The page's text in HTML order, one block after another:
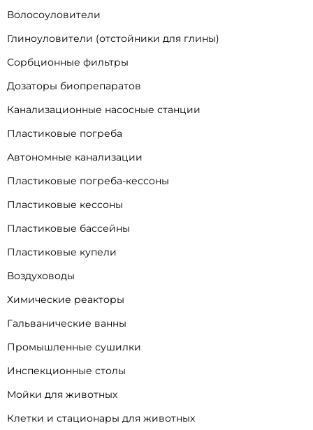
Волосоуловители
Глиноуловители (отстойники для глины)
Сорбционные фильтры
Дозаторы биопрепаратов
Канализационные насосные станции
Пластиковые погреба
Автономные канализации
Пластиковые погреба-кессоны
Пластиковые кессоны
Пластиковые бассейны
Пластиковые купели
Воздуховоды
Химические реакторы
Гальванические ванны
Промышленные сушилки
Инспекционные столы
Мойки для животных
Клетки и стационары для животных